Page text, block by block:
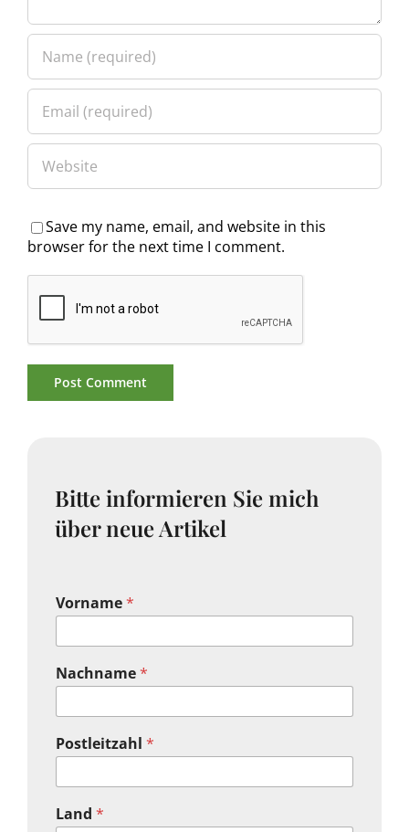
Save my name, email, and website in this
browser for the next time I comment.
Bitte informieren Sie mich
über neue Artikel
Vorname*
Nachname*
Postleitzahl *
Land *